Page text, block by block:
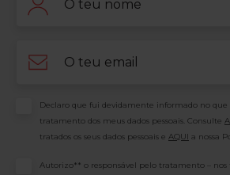
Consentimento
Declaro que fui devidamente informado no que
tratamento dos meus dados pessoais. Consulte
tratados os seus dados pessoais e AQUI a nossa
Consentimento
Autorizo** o responsável pelo tratamento – nos